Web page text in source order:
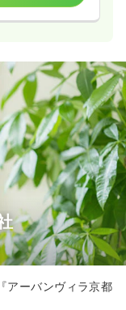
アーバンヴィラ京都